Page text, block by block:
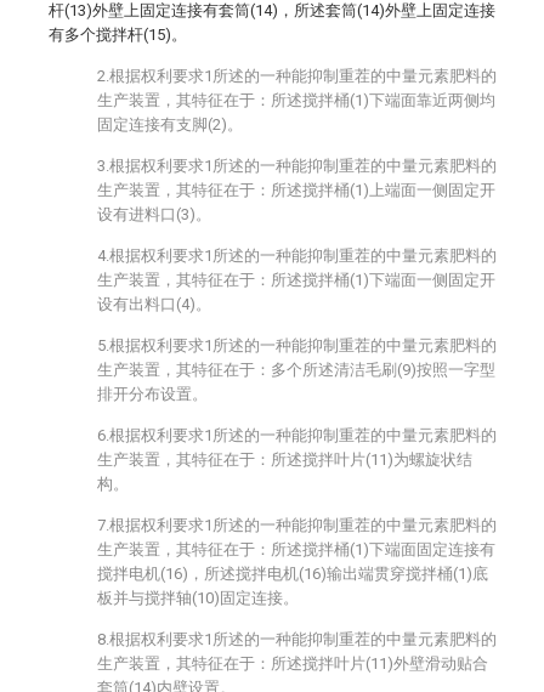
杆(13)外壁上固定连接有套筒(14)，所述套筒(14)外壁上固定连接
有多个搅拌杆(15)。
2.根据权利要求1所述的一种能抑制重茬的中量元素肥料的
生产装置，其特征在于：所述搅拌桶(1)下端面靠近两侧均
固定连接有支脚(2)。
3.根据权利要求1所述的一种能抑制重茬的中量元素肥料的
生产装置，其特征在于：所述搅拌桶(1)上端面一侧固定开
设有进料口(3)。
4.根据权利要求1所述的一种能抑制重茬的中量元素肥料的
生产装置，其特征在于：所述搅拌桶(1)下端面一侧固定开
设有出料口(4)。
5.根据权利要求1所述的一种能抑制重茬的中量元素肥料的
生产装置，其特征在于：多个所述清洁毛刷(9)按照一字型
排开分布设置。
6.根据权利要求1所述的一种能抑制重茬的中量元素肥料的
生产装置，其特征在于：所述搅拌叶片(11)为螺旋状结
构。
7.根据权利要求1所述的一种能抑制重茬的中量元素肥料的
生产装置，其特征在于：所述搅拌桶(1)下端面固定连接有
搅拌电机(16)，所述搅拌电机(16)输出端贯穿搅拌桶(1)底
板并与搅拌轴(10)固定连接。
8.根据权利要求1所述的一种能抑制重茬的中量元素肥料的
生产装置，其特征在于：所述搅拌叶片(11)外壁滑动贴合
套筒(14)内壁设置。